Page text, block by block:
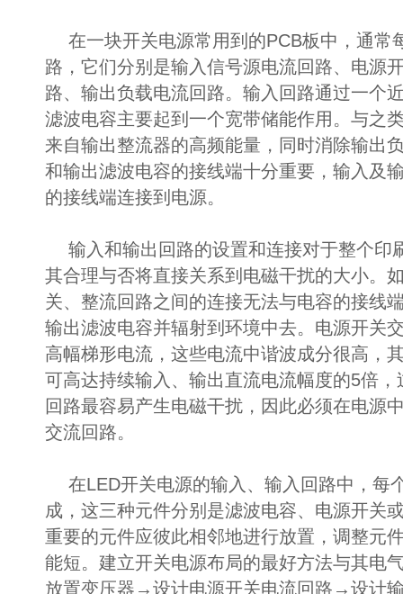
在一块开关电源常用到的PCB板中，通常
路，它们分别是输入信号源电流回路、电源
路、输出负载电流回路。输入回路通过一个
滤波电容主要起到一个宽带储能作用。与之
来自输出整流器的高频能量，同时消除输出
和输出滤波电容的接线端十分重要，输入及
的接线端连接到电源。
输入和输出回路的设置和连接对于整个印
其合理与否将直接关系到电磁干扰的大小。
关、整流回路之间的连接无法与电容的接线
输出滤波电容并辐射到环境中去。电源开关
高幅梯形电流，这些电流中谐波成分很高，
可高达持续输入、输出直流电流幅度的5倍
回路最容易产生电磁干扰，因此必须在电源
交流回路。
在LED开关电源的输入、输入回路中，每
成，这三种元件分别是滤波电容、电源开关
重要的元件应彼此相邻地进行放置，调整元
能短。建立开关电源布局的最好方法与其电
放置变压器→设计电源开关电流回路→设计